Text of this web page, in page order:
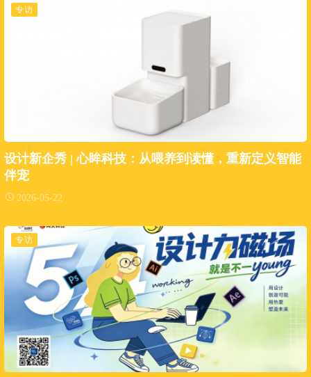
设计新企秀 | 心眸科技：从喂养到读懂，重新定义智能
伴宠
2026-05-22
专访
专访